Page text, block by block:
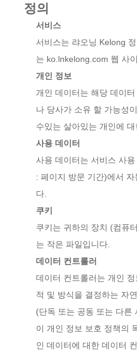
정의
서비스
서비스는 랴오닝 Kelong
는 ko.lnkelong.com 웹 사
개인 정보
개인 데이터는 해당 데이
나 당사가 소유 할 가능성
수있는 살아있는 개인에
사용 데이터
사용 데이터는 서비스 사
: 페이지 방문 기간)에서
다.
쿠키
쿠키는 귀하의 장치 (컴퓨
는 작은 파일입니다.
데이터 컨트롤러
데이터 컨트롤러는 개인
적 및 방식을 결정하는 자
(단독 또는 공동 또는 다른
이 개인 정보 보호 정책의
인 데이터에 대한 데이터